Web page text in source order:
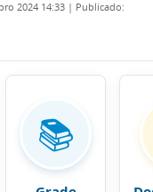
2024 14:33 | Publicado:
📚